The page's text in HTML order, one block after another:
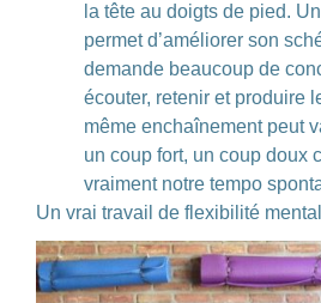
la tête au doigts de pied.
permet d’améliorer son
demande beaucoup de
écouter, retenir et produire
même enchaînement peut
un coup fort, un coup doux
vraiment notre tempo
Un vrai travail de flexibilité